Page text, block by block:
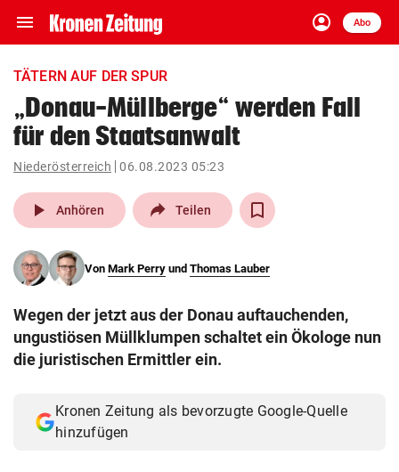
menu Navigation
ein-/ausklappen
account_circle
Anmelden
Abo
close Schließen
account_circle Anmelden
pin_drop
Wien arrow_right
search
eingeben
© Krone Multimedia GmbH & Co KG 2026
Muthgasse 2, 1190 Wien
TÄTERN AUF DER SPUR
„Donau-Müllberge“ werden Fall
für den Staatsanwalt
Niederösterreich 06.08.2023 05:23
play_arrow Anhören Teilen
Von Mark Perry und Thomas Lauber
Wegen der jetzt aus der Donau auftauchenden,
ungustiösen Müllklumpen schaltet ein Ökologe nun
die juristischen Ermittler ein.
Kronen Zeitung als bevorzugte Google-Quelle
hinzufügen